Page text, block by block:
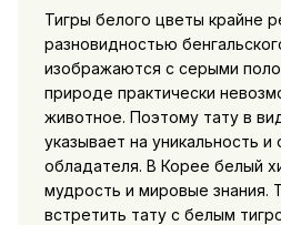
Тигры белого цветы крайне
разновидностью
изображаются с серыми
природе практически
животное. Поэтому тату в
указывает на уникальность и
обладателя. В Корее белый
мудрость и мировые знания.
встретить тату с белым